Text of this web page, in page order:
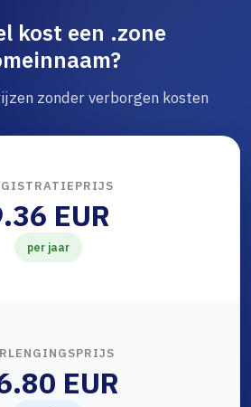
kost een .zone
zonder verborgen kosten
EUR
per jaar
EUR